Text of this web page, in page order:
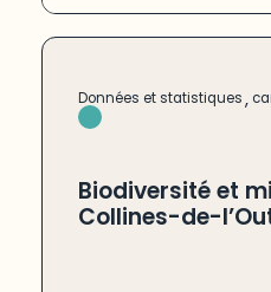
Données et statistiques,
Biodiversité et
Collines-de-